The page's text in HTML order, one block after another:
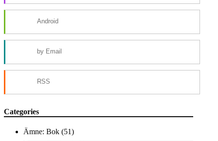
Android
by Email
RSS
Categories
Ämne: Bok (51)